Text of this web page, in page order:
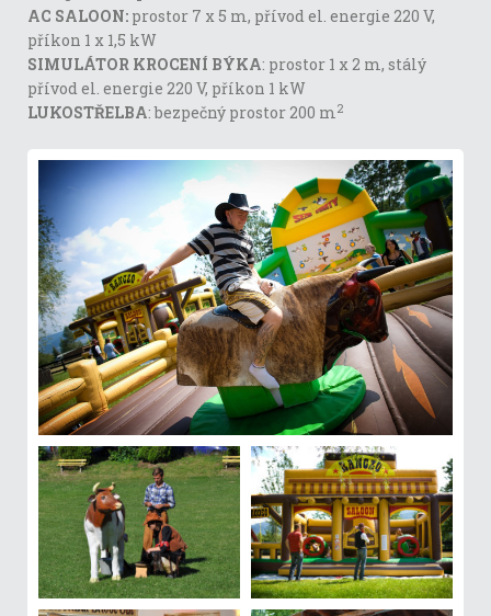
AC SALOON: prostor 7 x 5 m, přívod el. energie 220 V,
příkon 1 x 1,5 kW
SIMULÁTOR KROCENÍ BÝKA: prostor 1 x 2 m, stálý
přívod el. energie 220 V, příkon 1 kW
LUKOSTŘELBA: bezpečný prostor 200 m 2